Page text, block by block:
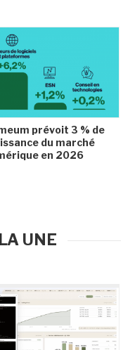
prévoit 3 % de
du marché
en 2026
UNE